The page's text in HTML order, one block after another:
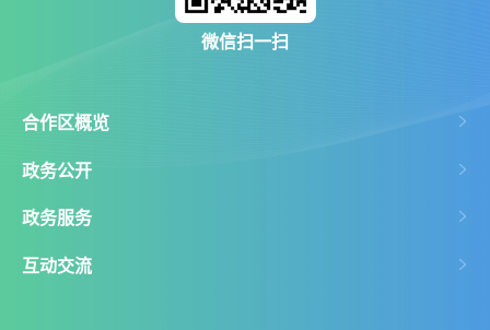
微信扫一扫
合作区概览
政务公开
政务服务
互动交流